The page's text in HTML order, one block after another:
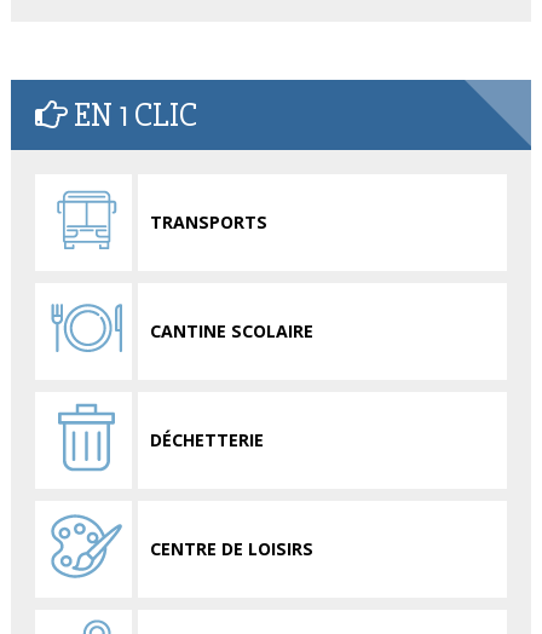
EN 1 CLIC
TRANSPORTS
CANTINE SCOLAIRE
DÉCHETTERIE
CENTRE DE LOISIRS